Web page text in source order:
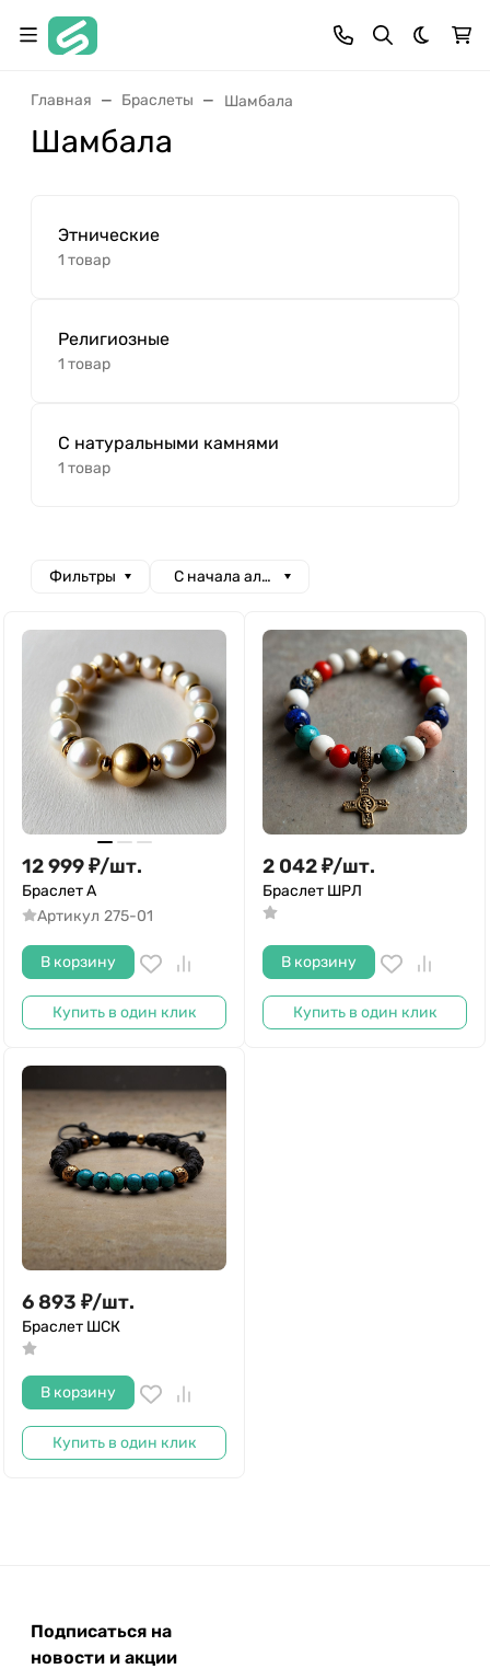
Темная
Главная Браслеты Шамбала
Шамбала
Этнические
1 товар
Религиозные
1 товар
С натуральными камнями
1 товар
Фильтры С начала алфавита
12 999₽/шт.
Браслет A
Артикул 275-01
В корзину
Купить в один клик
2 042₽/шт.
Браслет ШРЛ
В корзину
Купить в один клик
6 893 ₽/шт.
Браслет ШСК
В корзину
Купить в один клик
Подписаться на
новости и акции